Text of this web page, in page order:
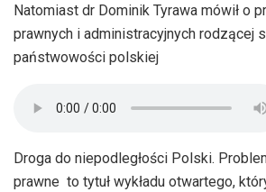
Natomiast dr Dominik Tyrawa mówił o
prawnych i administracyjnych rodzącej
państwowości polskiej
Droga do niepodległości Polski.
prawne  to tytuł wykładu otwartego,